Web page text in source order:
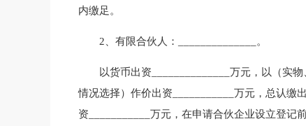
内缴足。
2、有限合伙人：______________。
以货币出资______________万元，以（实
情况选择）作价出资___________万元，总认缴
资___________万元，在申请合伙企业设立登记